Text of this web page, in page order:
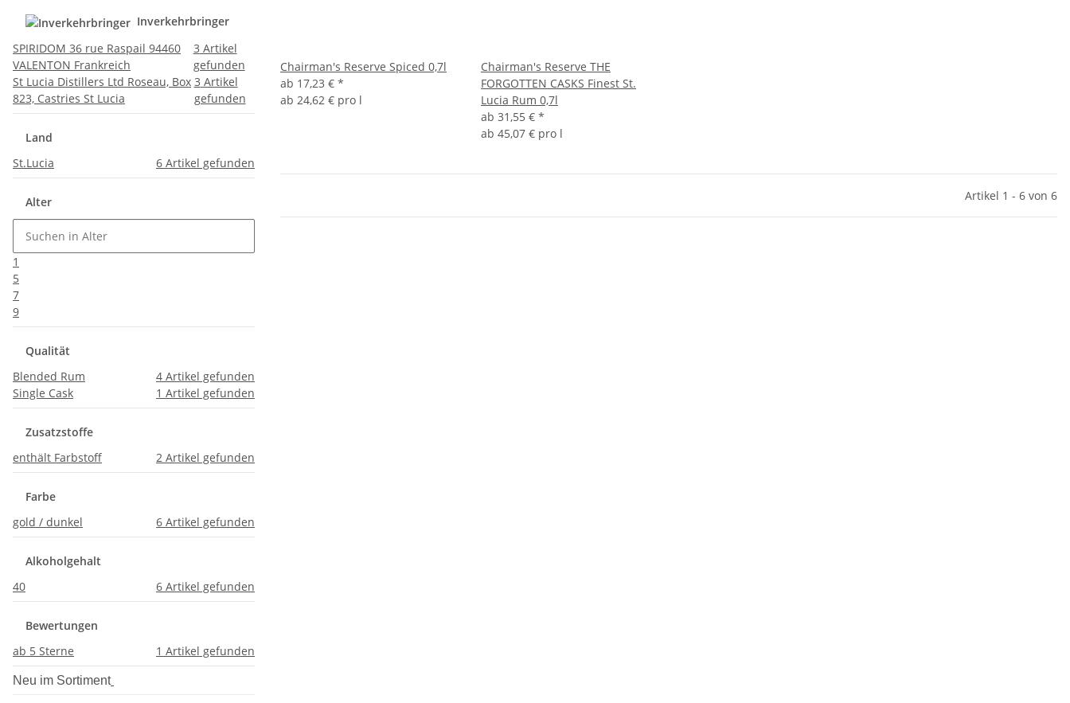
Chairman's Reserve Spiced 0,7l
ab 17,23 € *
ab 24,62 € pro l
Chairman's Reserve THE
FORGOTTEN CASKS Finest St.
Lucia Rum 0,7l
ab 31,55 € *
ab 45,07 € pro l
Artikel 1 - 6 von 6
Inverkehrbringer
SPIRIDOM 36 rue Raspail 94460
VALENTON Frankreich
3 Artikel
gefunden
St Lucia Distillers Ltd Roseau, Box
823, Castries St Lucia
3 Artikel
gefunden
Land
St.Lucia
6 Artikel gefunden
Alter
1
5
7
9
Qualität
Blended Rum
4 Artikel gefunden
Single Cask
1 Artikel gefunden
Zusatzstoffe
enthält Farbstoff
2 Artikel gefunden
Farbe
gold / dunkel
6 Artikel gefunden
Alkoholgehalt
40
6 Artikel gefunden
Bewertungen
ab 5 Sterne
1 Artikel gefunden
Neu im Sortiment